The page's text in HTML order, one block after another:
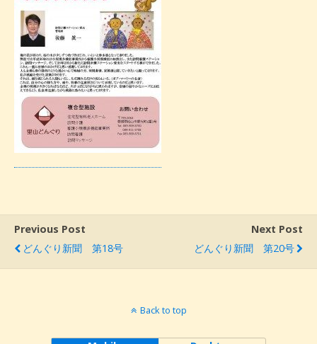
Previous Post
どんぐり新聞 第18号
Next Post
どんぐり新聞 第20号
Back to top